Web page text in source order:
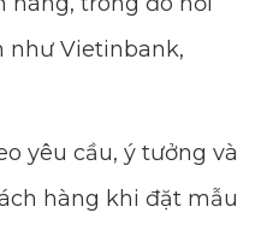
như Vietinbank,
yêu cầu, ý tưởng và
hàng khi đặt mẫu